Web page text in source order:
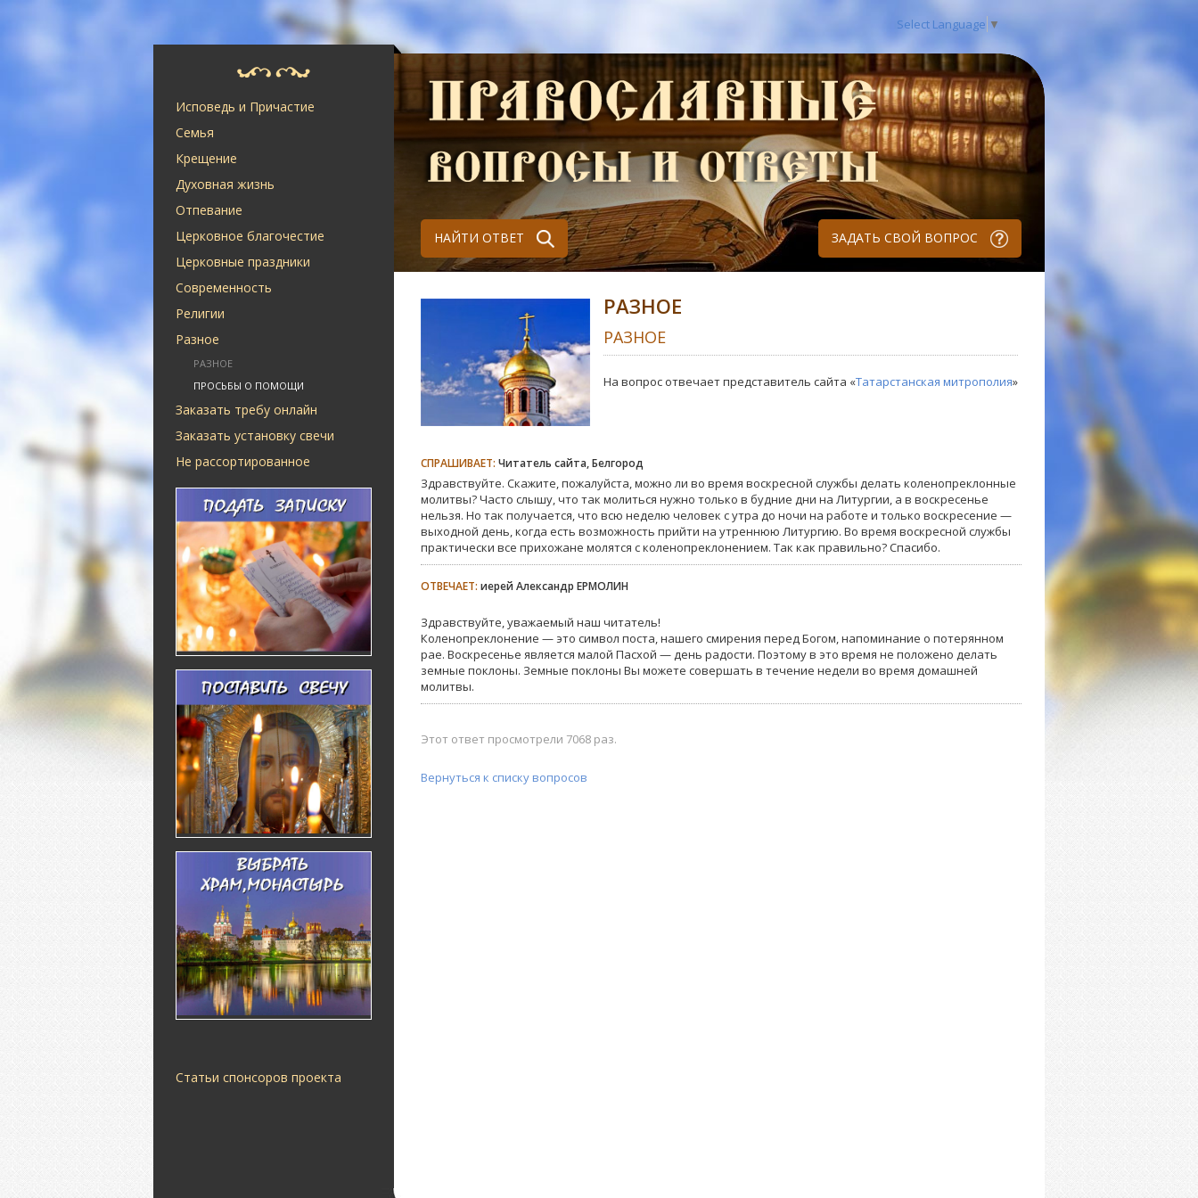
Select Language ▼
Исповедь и Причастие
Семья
Крещение
Духовная жизнь
Отпевание
Церковное благочестие
Церковные праздники
Современность
Религии
Разное
РАЗНОЕ
ПРОСЬБЫ О ПОМОЩИ
Заказать требу онлайн
Заказать установку свечи
Не рассортированное
Статьи спонсоров проекта
НАЙТИ ОТВЕТ ЗАДАТЬ СВОЙ ВОПРОС
РАЗНОЕ
РАЗНОЕ
На вопрос отвечает представитель сайта «Татарстанская митрополия»
СПРАШИВАЕТ: Читатель сайта, Белгород
Здравствуйте. Скажите, пожалуйста, можно ли во время воскресной службы делать коленопреклонные
молитвы? Часто слышу, что так молиться нужно только в будние дни на Литургии, а в воскресенье
нельзя. Но так получается, что всю неделю человек с утра до ночи на работе и только воскресение —
выходной день, когда есть возможность прийти на утреннюю Литургию. Во время воскресной службы
практически все прихожане молятся с коленопреклонением. Так как правильно? Спасибо.
ОТВЕЧАЕТ: иерей Александр ЕРМОЛИН
Здравствуйте, уважаемый наш читатель!
Коленопреклонение — это символ поста, нашего смирения перед Богом, напоминание о потерянном
рае. Воскресенье является малой Пасхой — день радости. Поэтому в это время не положено делать
земные поклоны. Земные поклоны Вы можете совершать в течение недели во время домашней
молитвы.
Этот ответ просмотрели 7068 раз.
Вернуться к списку вопросов